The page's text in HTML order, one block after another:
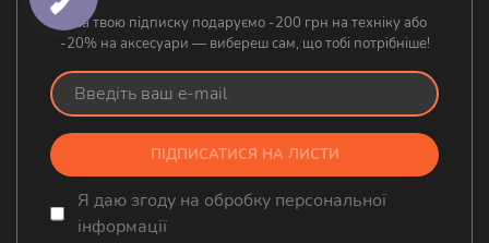
А за твою підписку подаруємо -200 грн на техніку або
-20% на аксесуари — вибереш сам, що тобі потрібніше!
ПІДПИСАТИСЯ НА ЛИСТИ
Я даю згоду на обробку персональної
інформації